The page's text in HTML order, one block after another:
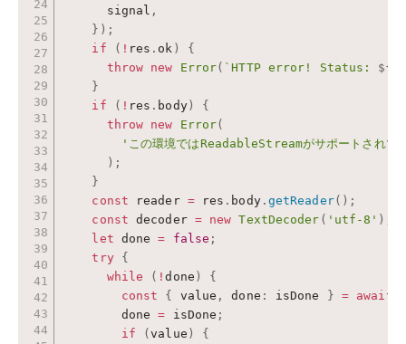
      signal
,
} ) ;
if
( ! res . ok )
{
throw new Error( `HTTP error! Status: ${
}
if
( ! res . body)
{
throw new Error(
'この環境ではReadableStreamがサポートされ
) ;
}
const reader = res . body. getReader( ) ;
const decoder = new TextDecoder ( 'utf-8' )
let done = false ;
try
{
while
( !done )
{
const
{ value , done : isDone } = await
        done
= isDone ;
if
(value )
{